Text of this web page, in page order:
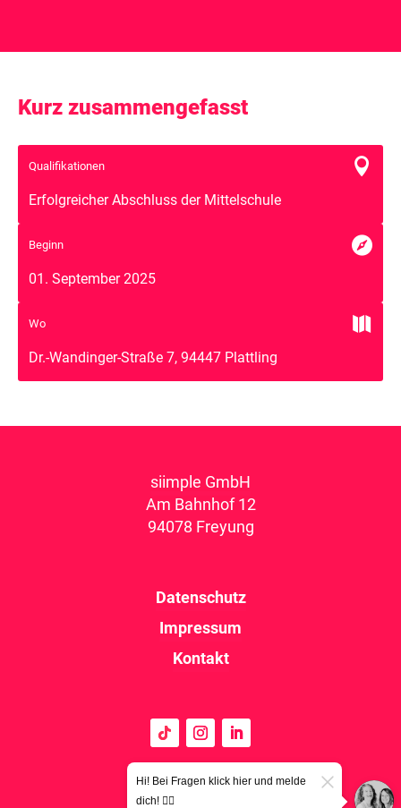
Kurz zusammengefasst
Qualifikationen 
Erfolgreicher Abschluss der Mittelschule
Beginn 
01. September 2025
Wo 
Dr.-Wandinger-Straße 7, 94447 Plattling
siimple GmbH
Am Bahnhof 12
94078 Freyung
Datenschutz
Impressum
Kontakt
Hi! Bei Fragen klick hier und melde
dich! 👉🏼